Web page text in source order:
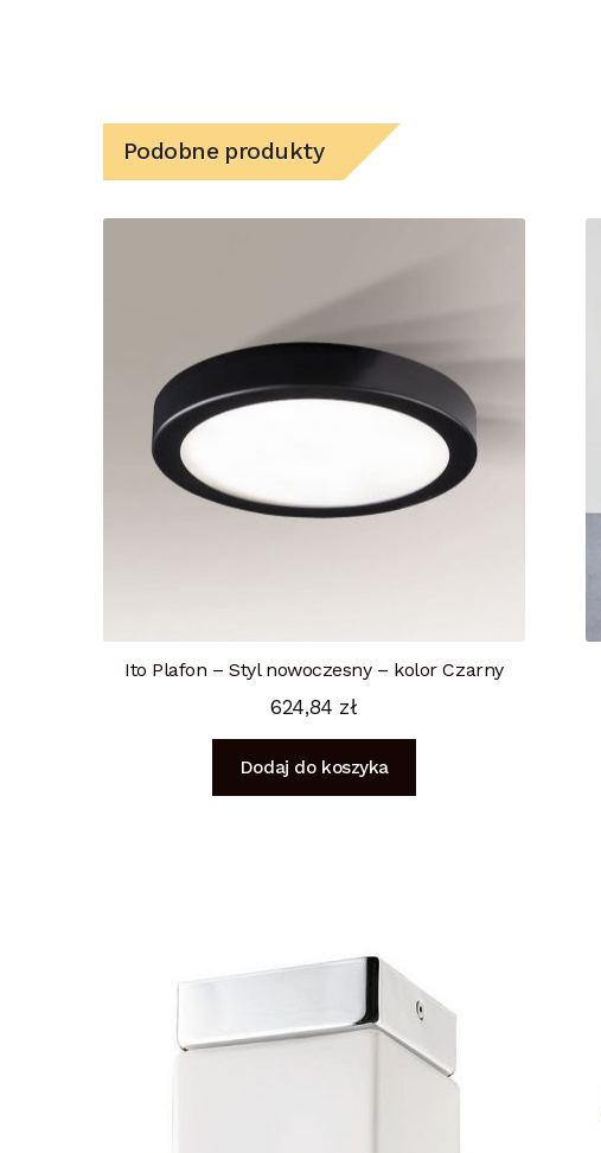
Podobne produkty
Ito Plafon – Styl nowoczesny – kolor Czarny
624,84 zł
Dodaj do koszyka